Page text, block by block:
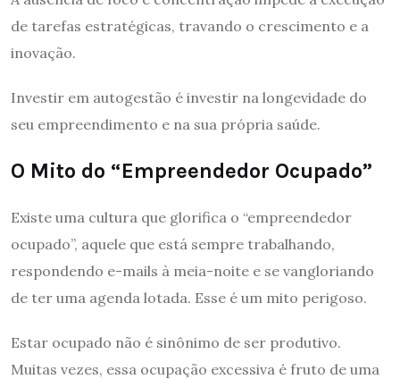
de tarefas estratégicas, travando o crescimento e a
inovação.
Investir em autogestão é investir na longevidade do
seu empreendimento e na sua própria saúde.
O Mito do “Empreendedor Ocupado”
Existe uma cultura que glorifica o “empreendedor
ocupado”, aquele que está sempre trabalhando,
respondendo e-mails à meia-noite e se vangloriando
de ter uma agenda lotada. Esse é um mito perigoso.
Estar ocupado não é sinônimo de ser produtivo.
Muitas vezes, essa ocupação excessiva é fruto de uma